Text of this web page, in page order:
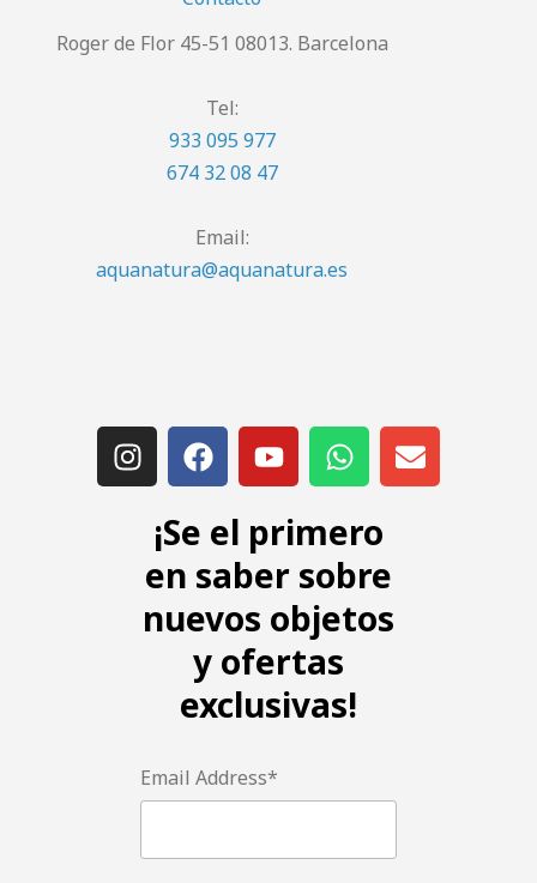
Roger de Flor 45-51 08013. Barcelona
Tel:
933 095 977
674 32 08 47
Email:
aquanatura@aquanatura.es
¡Se el primero
en saber sobre
nuevos objetos
y ofertas
exclusivas!
Email Address*